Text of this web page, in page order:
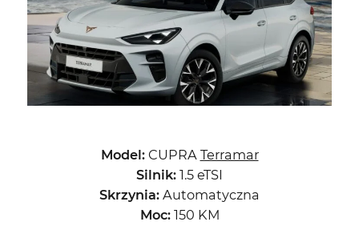
Model:CUPRA Terramar
Silnik: 1.5 eTSI
Skrzynia: Automatyczna
Moc:150 KM